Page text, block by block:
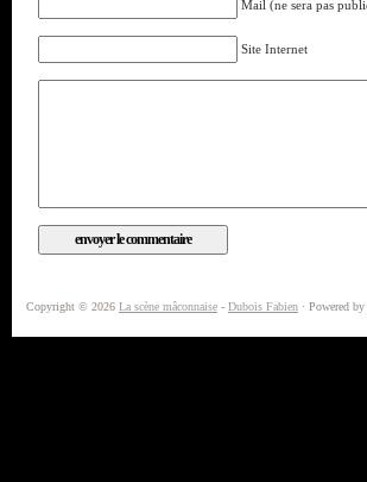
Mail (ne sera pas
Site Internet
Copyright © 2026 La scène mâconnaise - Dubois Fabien · Powered by